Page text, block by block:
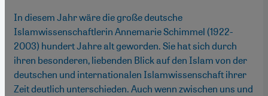
In diesem Jahr wäre die große deutsche
Islamwissenschaftlerin Annemarie Schimmel (1922-
2003) hundert Jahre alt geworden. Sie hat sich durch
ihren besonderen, liebenden Blick auf den Islam von der
deutschen und internationalen Islamwissenschaft ihrer
Zeit deutlich unterschieden. Auch wenn zwischen uns und